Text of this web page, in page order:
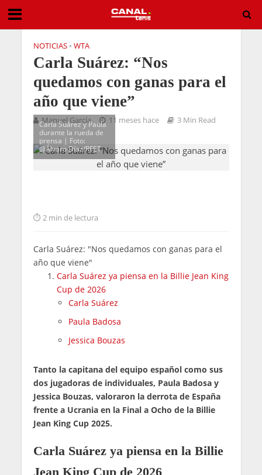
NOTICIAS • WTA
Carla Suárez: “Nos
quedamos con ganas para el
año que viene”
Manuel García 11 meses hace 3 Min Read
Carla Suárez y Paula
durante la rueda de
prensa | Foto:
@Álvaro Díaz/RFET
2 min de lectura
Carla Suárez: "Nos quedamos con ganas para el
año que viene"
Carla Suárez ya piensa en la Billie Jean King
Cup de 2026
Carla Suárez
Paula Badosa
Jessica Bouzas
Tanto la capitana del equipo español como sus
dos jugadoras de individuales, Paula Badosa y
Jessica Bouzas, valoraron la derrota de España
frente a Ucrania en la Final a Ocho de la Billie
Jean King Cup 2025.
Carla Suárez ya piensa en la Billie
Jean King Cup de 2026